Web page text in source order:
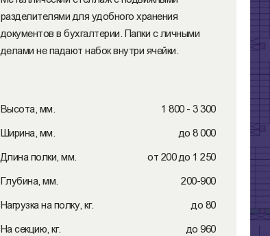
разделителями для удобного хранения
документов в бухгалтерии. Папки с личными
делами не падают набок внутри ячейки.
Высота, мм. 1 800 - 3 300
Ширина, мм. до 8 000
Длина полки, мм. от 200 до 1 250
Глубина, мм. 200-900
Нагрузка на полку, кг. до 80
На секцию, кг. до 960